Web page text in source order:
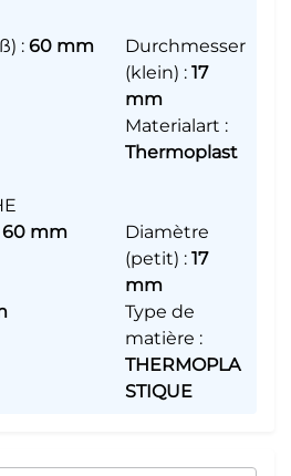
: 60 mm
Durchmesser
(klein) : 17
mm
Materialart :
Thermoplast
60 mm
Diamètre
(petit) : 17
mm
Type de
matière :
THERMOPLA
STIQUE